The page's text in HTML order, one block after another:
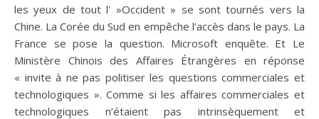
les yeux de tout l' »Occident » se sont tournés vers la
Chine. La Corée du Sud en empêche l’accès dans le pays. La
France se pose la question. Microsoft enquête. Et Le
Ministère Chinois des Affaires Étrangères en réponse
« invite à ne pas politiser les questions commerciales et
technologiques ». Comme si les affaires commerciales et
technologiques n’étaient pas intrinsèquement et